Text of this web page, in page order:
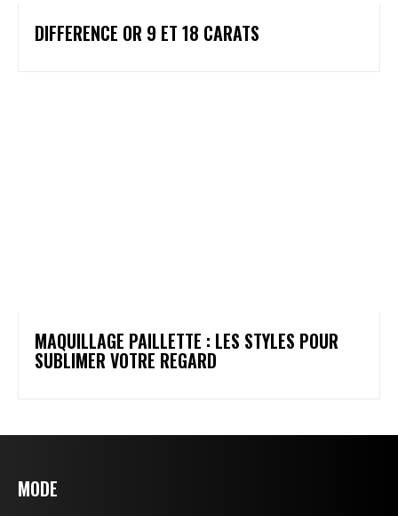
DIFFERENCE OR 9 ET 18 CARATS
MAQUILLAGE PAILLETTE : LES STYLES POUR
SUBLIMER VOTRE REGARD
MODE